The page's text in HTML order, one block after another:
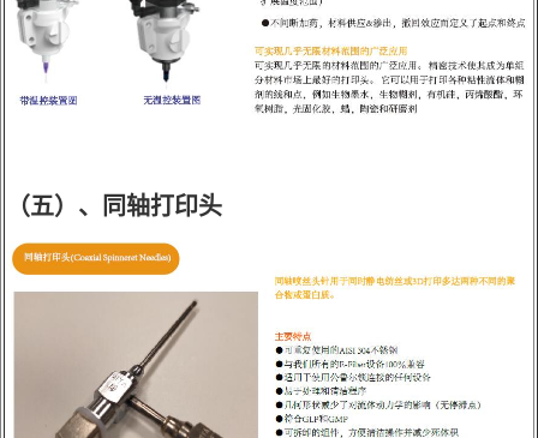
（五）、同轴打印头